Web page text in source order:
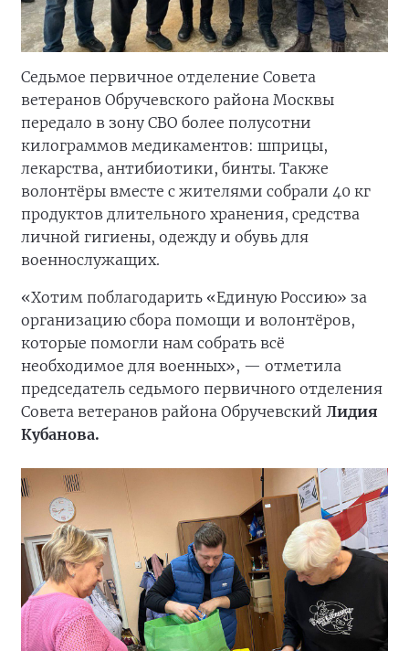
Седьмое первичное отделение Совета
ветеранов Обручевского района Москвы
передало в зону СВО более полусотни
килограммов медикаментов: шприцы,
лекарства, антибиотики, бинты. Также
волонтёры вместе с жителями собрали 40 кг
продуктов длительного хранения, средства
личной гигиены, одежду и обувь для
военнослужащих.
«Хотим поблагодарить «Единую Россию» за
организацию сбора помощи и волонтёров,
которые помогли нам собрать всё
необходимое для военных», — отметила
председатель седьмого первичного отделения
Совета ветеранов района Обручевский Лидия
Кубанова.